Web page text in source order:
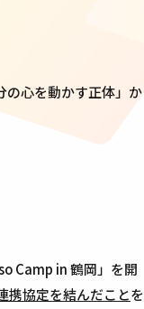
の心を動かす正体」か
Camp in 鶴岡」を開
携協定を結んだことを